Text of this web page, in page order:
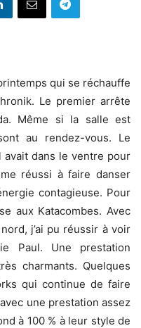
qui se réchauffe
Le premier arrête
Même si la salle est
au rendez-vous. Le
avait dans le ventre pour
réussi à faire danser
contagieuse. Pour
aux Katacombes. Avec
j’ai pu réussir à voir
Paul. Une prestation
charmants. Quelques
qui continue de faire
une prestation assez
à 100 % à leur style de